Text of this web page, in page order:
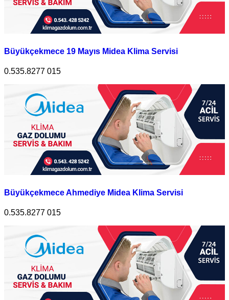
Büyükçekmece 19 Mayıs Midea Klima Servisi
0.535.8277 015
Büyükçekmece Ahmediye Midea Klima Servisi
0.535.8277 015